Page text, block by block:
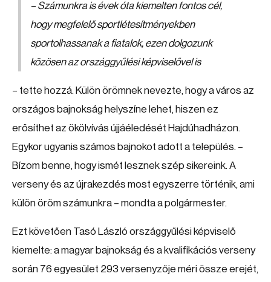
– Számunkra is évek óta kiemelten fontos cél,
hogy megfelelő sportlétesítményekben
sportolhassanak a fiatalok, ezen dolgozunk
közösen az országgyűlési képviselővel is
– tette hozzá. Külön örömnek nevezte, hogy a város az
országos bajnokság helyszíne lehet, hiszen ez
erősíthet az ökölvívás újjáéledését Hajdúhadházon.
Egykor ugyanis számos bajnokot adott a település. –
Bízom benne, hogy ismét lesznek szép sikereink. A
verseny és az újrakezdés most egyszerre történik, ami
külön öröm számunkra – mondta a polgármester.
Ezt követően Tasó László országgyűlési képviselő
kiemelte: a magyar bajnokság és a kvalifikációs verseny
során 76 egyesület 293 versenyzője méri össze erejét,